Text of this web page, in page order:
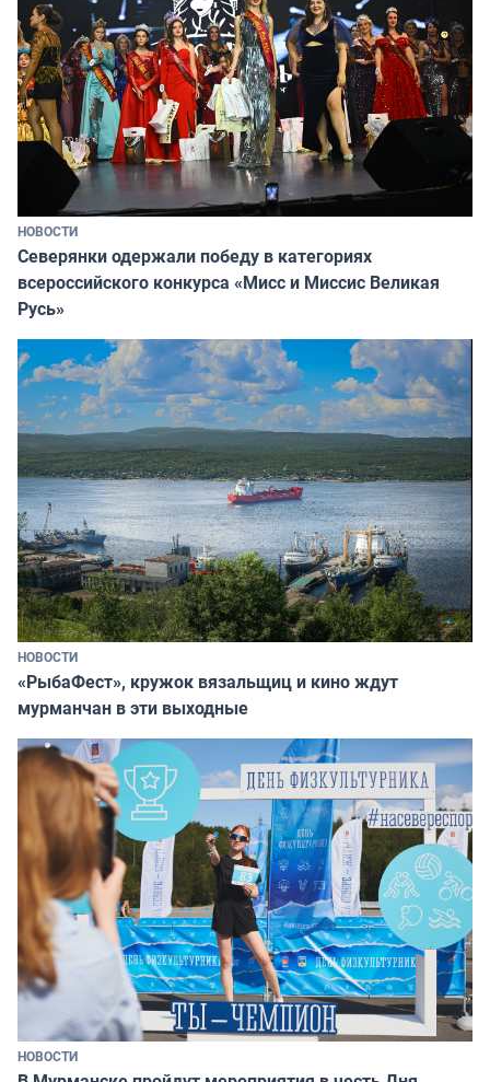
НОВОСТИ
Северянки одержали победу в категориях
всероссийского конкурса «Мисс и Миссис Великая
Русь»
НОВОСТИ
«РыбаФест», кружок вязальщиц и кино ждут
мурманчан в эти выходные
НОВОСТИ